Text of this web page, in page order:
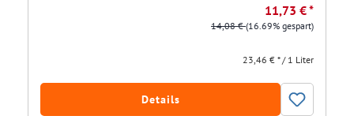
11,73 € *
14,08 €(16.69% gespart)
23,46 € * / 1 Liter
Details